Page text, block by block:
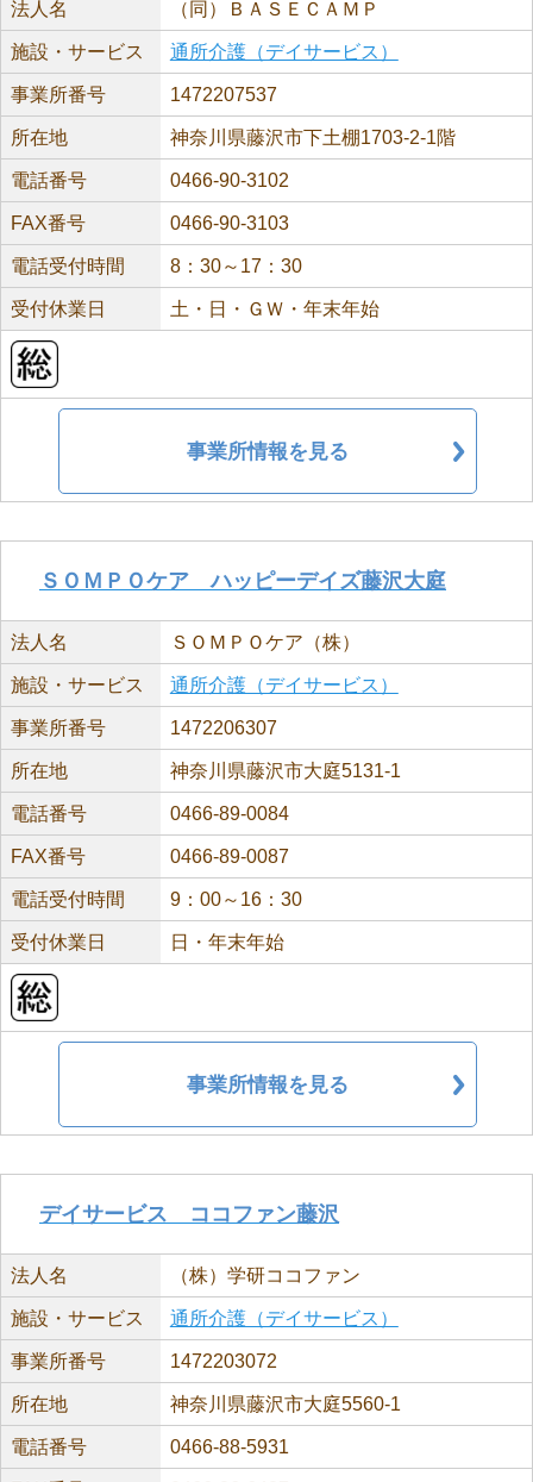
法人名 （同）ＢＡＳＥＣＡＭＰ
施設・サービス 通所介護（デイサービス）
事業所番号 1472207537
所在地 神奈川県藤沢市下土棚1703-2-1階
電話番号 0466-90-3102
FAX番号 0466-90-3103
電話受付時間 8：30～17：30
受付休業日 土・日・ＧＷ・年末年始
事業所情報を見る
ＳＯＭＰＯケア ハッピーデイズ藤沢大庭
法人名 ＳＯＭＰＯケア（株）
施設・サービス 通所介護（デイサービス）
事業所番号 1472206307
所在地 神奈川県藤沢市大庭5131-1
電話番号 0466-89-0084
FAX番号 0466-89-0087
電話受付時間 9：00～16：30
受付休業日 日・年末年始
事業所情報を見る
デイサービス ココファン藤沢
法人名 （株）学研ココファン
施設・サービス 通所介護（デイサービス）
事業所番号 1472203072
所在地 神奈川県藤沢市大庭5560-1
電話番号 0466-88-5931